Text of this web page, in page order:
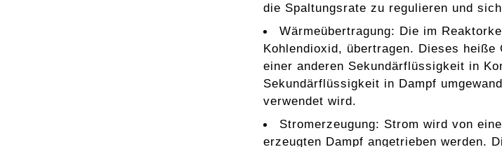
die Spaltungsrate zu regulieren und
Wärmeübertragung: Die im
Kohlendioxid, übertragen. Dieses
einer anderen Sekundärflüssigkeit in
Sekundärflüssigkeit in Dampf
verwendet wird.
Stromerzeugung: Strom wird von
erzeugten Dampf angetrieben werden.